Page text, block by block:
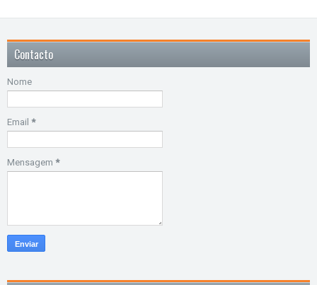
Contacto
Nome
Email *
Mensagem *